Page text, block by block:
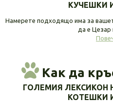
КУЧЕШКИ
Намерете подходящо има за
да е Цезар
Как да
ГОЛЕМИЯ ЛЕКСИКОН
КОТЕШКИ